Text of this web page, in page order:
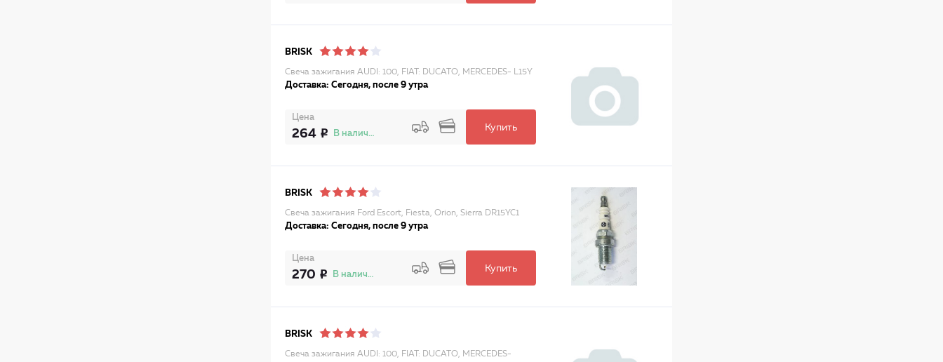
BRISK
Свеча зажигания AUDI: 100, FIAT: DUCATO, MERCEDES- L15Y
Доставка: Сегодня, после 9 утра
Цена
264 В наличии
Купить
BRISK
Свеча зажигания Ford Escort, Fiesta, Orion, Sierra DR15YC1
Доставка: Сегодня, после 9 утра
Цена
270 В наличии
Купить
BRISK
Свеча зажигания AUDI: 100, FIAT: DUCATO, MERCEDES-